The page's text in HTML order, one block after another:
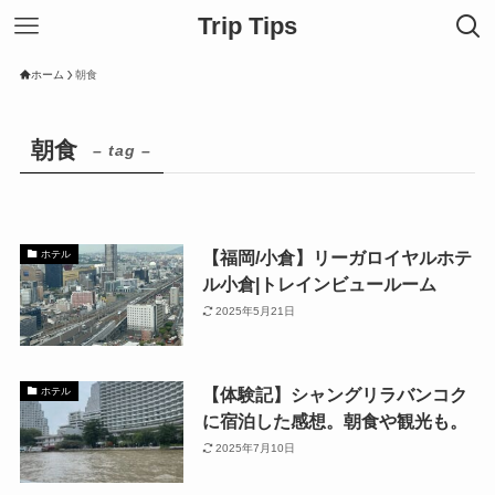
Trip Tips
ホーム 朝食
朝食 – tag –
ホテル
【福岡/小倉】リーガロイヤルホテ
ル小倉|トレインビュールーム
2025年5月21日
ホテル
【体験記】シャングリラバンコク
に宿泊した感想。朝食や観光も。
2025年7月10日